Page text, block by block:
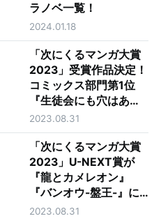
ラノベ一覧！
2024.01.18
「次にくるマンガ大賞
2023」受賞作品決定！
コミックス部門第1位
『生徒会にも穴はあ
る！』 、Webマンガ部
門第1位『気になってる
人が男じゃなかった』
2023.08.31
「次にくるマンガ大賞
2023」U-NEXT賞が
『龍とカメレオン』
『バンオウ-盤王-』に
決定！
2023.08.31